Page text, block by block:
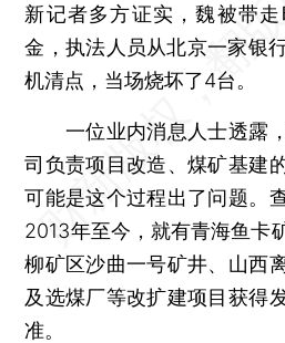
新记者多方证实，魏被带
金，执法人员从北京一家银
机清点，当场烧坏了4台。
一位业内消息人士透露，
司负责项目改造、煤矿基建
可能是这个过程出了问题。
2013年至今，就有青海鱼卡
柳矿区沙曲一号矿井、山西
及选煤厂等改扩建项目获得
准。